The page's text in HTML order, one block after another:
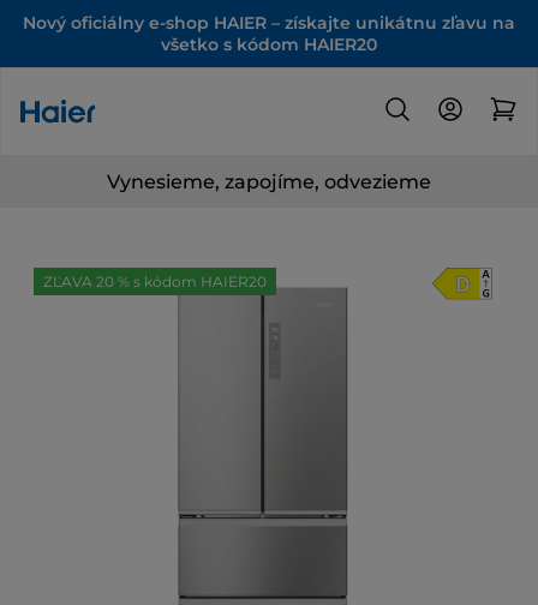
Nový oficiálny e-shop HAIER – získajte unikátnu zľavu na
všetko s kódom HAIER20
Vynesieme, zapojíme, odvezieme
ZĽAVA 20 % s kódom HAIER20